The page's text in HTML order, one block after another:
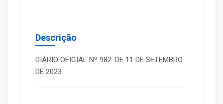
Descrição
DIÁRIO OFICIAL Nº 982. DE 11 DE SETEMBRO
DE 2023